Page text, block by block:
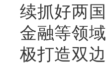
续抓好两
金融等领
极打造双